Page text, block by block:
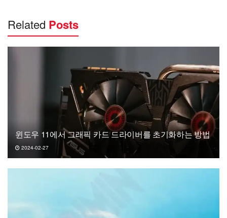
Related Posts
윈도우 11에서 그래픽 카드 드라이버를 초기화하는 방법
2024-02-27